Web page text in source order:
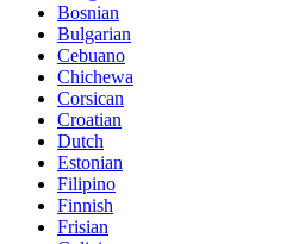
Bosnian
Bulgarian
Cebuano
Chichewa
Corsican
Croatian
Dutch
Estonian
Filipino
Finnish
Frisian